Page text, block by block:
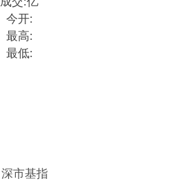
今开:
最高:
最低: